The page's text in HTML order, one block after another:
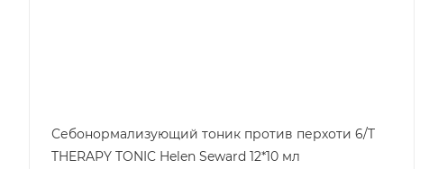
Себонормализующий тоник против перхоти 6/T
THERAPY TONIC Helen Seward 12*10 мл